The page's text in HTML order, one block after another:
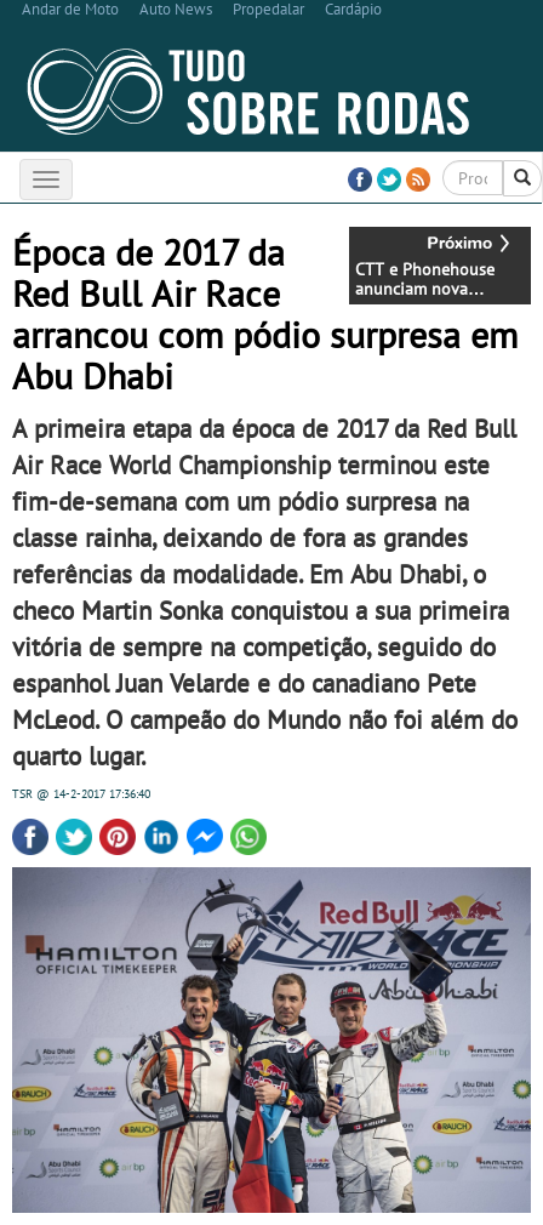
Andar de Moto Auto News Propedalar Cardápio
Toggle
navigation
CTT e Phonehouse
anunciam nova
parceria
Época de 2017 da
Red Bull Air Race
arrancou com pódio surpresa em
Abu Dhabi
A primeira etapa da época de 2017 da Red Bull
Air Race World Championship terminou este
fim-de-semana com um pódio surpresa na
classe rainha, deixando de fora as grandes
referências da modalidade. Em Abu Dhabi, o
checo Martin Sonka conquistou a sua primeira
vitória de sempre na competição, seguido do
espanhol Juan Velarde e do canadiano Pete
McLeod. O campeão do Mundo não foi além do
quarto lugar.
TSR @ 14-2-2017 17:36:40